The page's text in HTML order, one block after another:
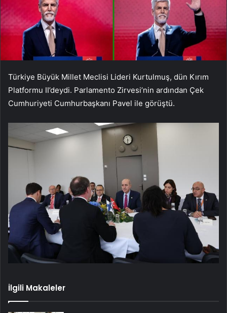
Türkiye Büyük Millet Meclisi Lideri Kurtulmuş, dün Kırım
Platformu II’deydi. Parlamento Zirvesi’nin ardından Çek
Cumhuriyeti Cumhurbaşkanı Pavel ile görüştü.
İlgili Makaleler